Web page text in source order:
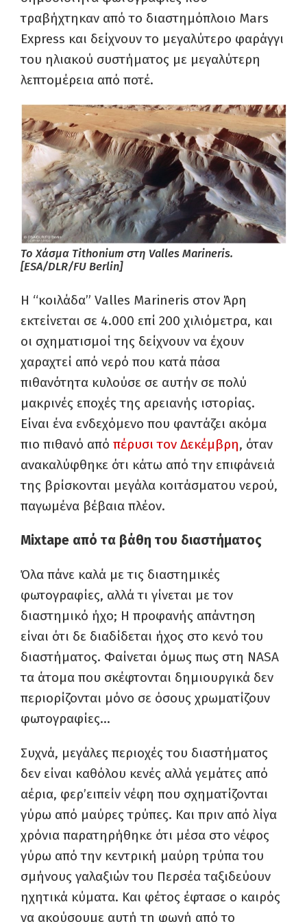
τραβήχτηκαν από το διαστημόπλοιο Mars
Express και δείχνουν το μεγαλύτερο φαράγγι
του ηλιακού συστήματος με μεγαλύτερη
λεπτομέρεια από ποτέ.
Το Χάσμα Tithonium στη Valles Marineris.
[ESA/DLR/FU Berlin]
Η “κοιλάδα” Valles Marineris στον Άρη
εκτείνεται σε 4.000 επί 200 χιλιόμετρα, και
οι σχηματισμοί της δείχνουν να έχουν
χαραχτεί από νερό που κατά πάσα
πιθανότητα κυλούσε σε αυτήν σε πολύ
μακρινές εποχές της αρειανής ιστορίας.
Είναι ένα ενδεχόμενο που φαντάζει ακόμα
πιο πιθανό από πέρυσι τον Δεκέμβρη, όταν
ανακαλύφθηκε ότι κάτω από την επιφάνειά
της βρίσκονται μεγάλα κοιτάσματου νερού,
παγωμένα βέβαια πλέον.
Mixtape από τα βάθη του διαστήματος
Όλα πάνε καλά με τις διαστημικές
φωτογραφίες, αλλά τι γίνεται με τον
διαστημικό ήχο; Η προφανής απάντηση
είναι ότι δε διαδίδεται ήχος στο κενό του
διαστήματος. Φαίνεται όμως πως στη NASA
τα άτομα που σκέφτονται δημιουργικά δεν
περιορίζονται μόνο σε όσους χρωματίζουν
φωτογραφίες…
Συχνά, μεγάλες περιοχές του διαστήματος
δεν είναι καθόλου κενές αλλά γεμάτες από
αέρια, φερ’ειπείν νέφη που σχηματίζονται
γύρω από μαύρες τρύπες. Και πριν από λίγα
χρόνια παρατηρήθηκε ότι μέσα στο νέφος
γύρω από την κεντρική μαύρη τρύπα του
σμήνους γαλαξιών του Περσέα ταξιδεύουν
ηχητικά κύματα. Και φέτος έφτασε ο καιρός
να ακούσουμε αυτή τη φωνή από το